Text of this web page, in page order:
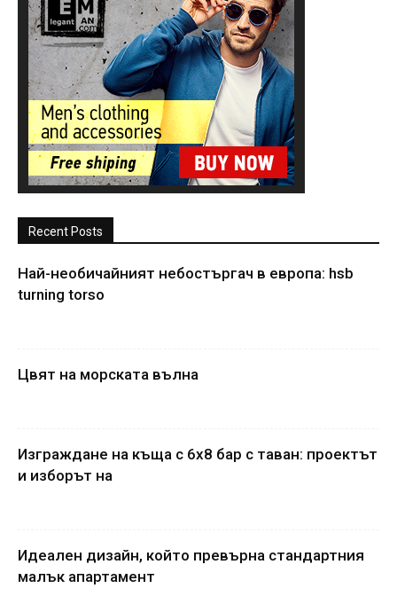
Recent Posts
Най-необичайният небостъргач в европа: hsb
turning torso
Цвят на морската вълна
Изграждане на къща с 6x8 бар с таван: проектът
и изборът на
Идеален дизайн, който превърна стандартния
малък апартамент